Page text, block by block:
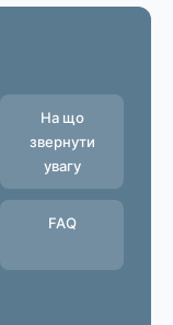
На що
звернути
увагу
FAQ